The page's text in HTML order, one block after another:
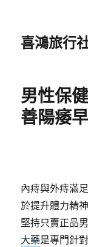
喜鴻旅行
男性保
善陽痿
內痔與外痔滿
於提升體力精
堅持只賣正品
大藥是專門針